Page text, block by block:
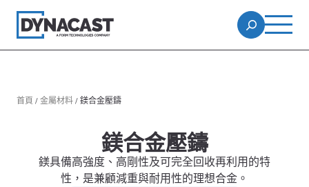
首頁 /金屬材料/鎂合金壓鑄
鎂合金壓鑄
鎂具備高強度、高剛性及可完全回收再利用的特
性，是兼顧減重與耐用性的理想合金。